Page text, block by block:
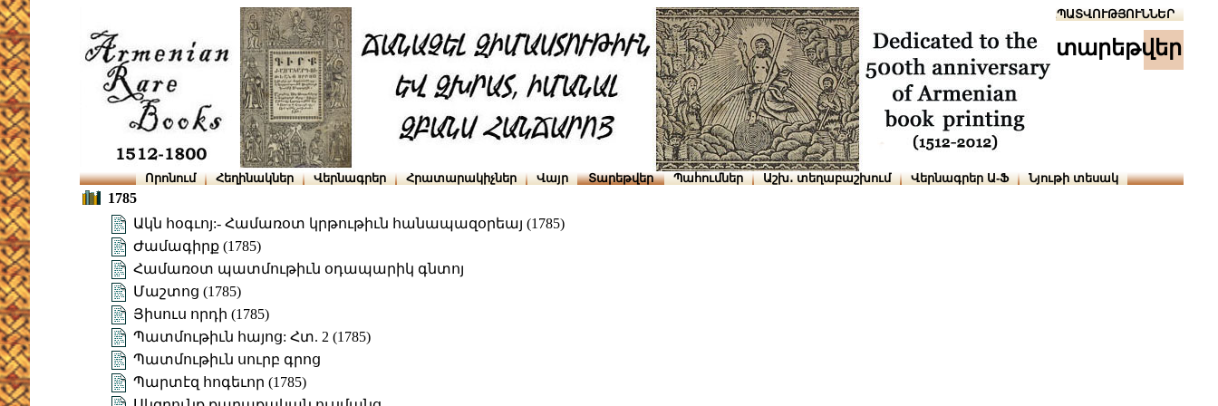
ՆԱԽԱՊԱՏՎՈՒԹՅՈՒՆՆԵՐ
տարեթվեր
Որոնում Հեղինակներ Վերնագրեր Հրատարակիչներ Վայր Տարեթվեր Պահումներ Աշխ․ տեղաբաշխում Վերնագրեր Ա-Ֆ Նյութի տեսակ
1785
Ակն հօգւոյ:- Համառօտ կրթութիւն հանապազօրեայ (1785)
Ժամագիրք (1785)
Համառօտ պատմութիւն օդապարիկ գնտոյ
Մաշտոց (1785)
Յիսուս որդի (1785)
Պատմութիւն հայոց: Հտ. 2 (1785)
Պատմութիւն սուրբ գրոց
Պարտէզ հոգեւոր (1785)